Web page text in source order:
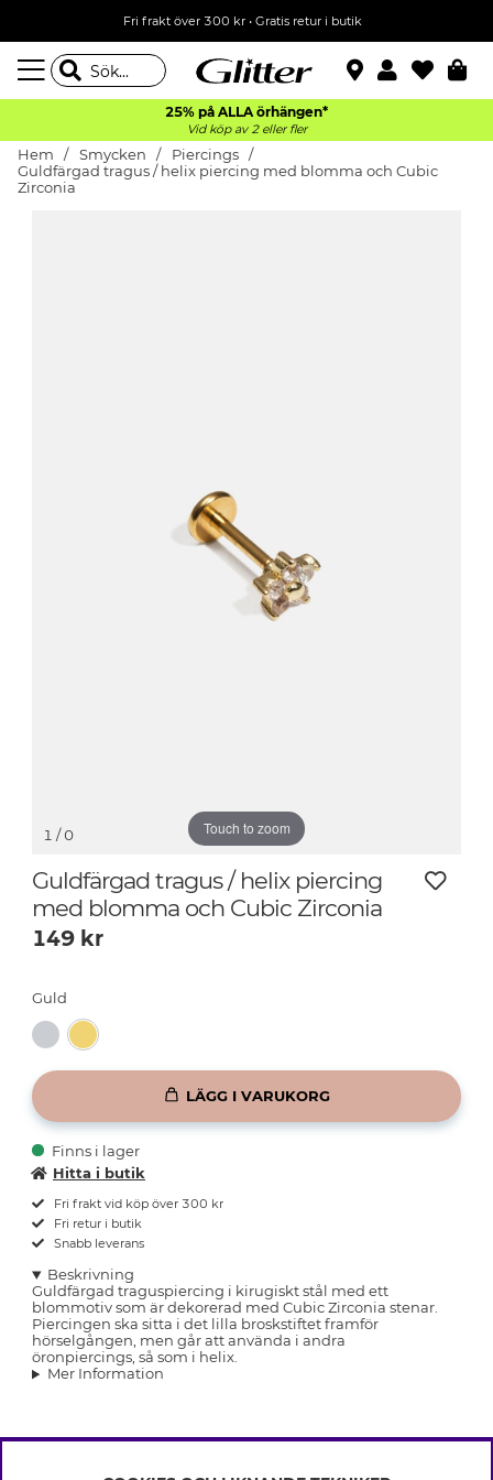
Fri frakt över 300 kr• Gratis retur i butik
25% på ALLA örhängen*
Vid köp av 2 eller fler
Hem Smycken
Piercings
Guldfärgad tragus / helix piercing med blomma och Cubic
Zirconia
Touch to zoom
1 / 0
Guldfärgad tragus / helix piercing
med blomma och Cubic Zirconia
149 kr
Guld
LÄGG I VARUKORG
Finns i lager
Hitta i butik
Fri frakt vid köp över 300 kr
Fri retur i butik
Snabb leverans
Beskrivning
Guldfärgad traguspiercing i kirugiskt stål med ett
blommotiv som är dekorerad med Cubic Zirconia stenar.
Piercingen ska sitta i det lilla broskstiftet framför
hörselgången, men går att använda i andra
öronpiercings, så som i helix.
Mer Information